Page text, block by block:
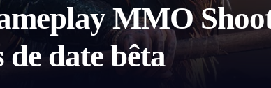
MMO
date bêta